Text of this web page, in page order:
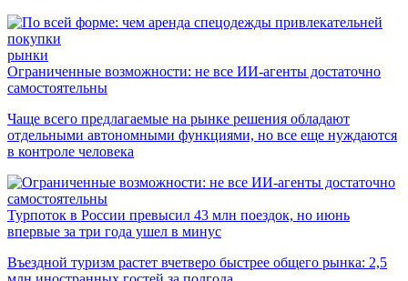
рынки
Ограниченные возможности: не все ИИ-агенты достаточно
самостоятельны
Чаще всего предлагаемые на рынке решения обладают
отдельными автономными функциями, но все еще нуждаются
в контроле человека
Турпоток в России превысил 43 млн поездок, но июнь
впервые за три года ушел в минус
Въездной туризм растет вчетверо быстрее общего рынка: 2,5